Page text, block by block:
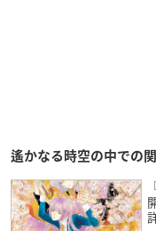
遙かなる時空の中での